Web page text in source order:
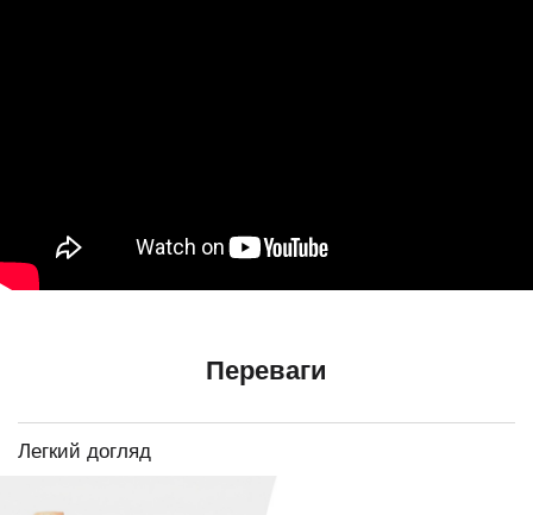
Переваги
Легкий догляд